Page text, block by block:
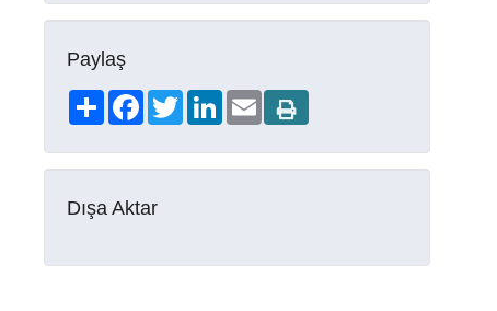
Paylaş
ShareFacebookTwitterLinkedIn
Email
Dışa Aktar